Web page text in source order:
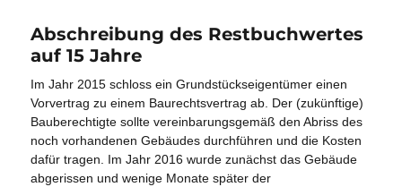
Abschreibung des Restbuchwertes
auf 15 Jahre
Im Jahr 2015 schloss ein Grundstückseigentümer einen
Vorvertrag zu einem Baurechtsvertrag ab. Der (zukünftige)
Bauberechtigte sollte vereinbarungsgemäß den Abriss des
noch vorhandenen Gebäudes durchführen und die Kosten
dafür tragen. Im Jahr 2016 wurde zunächst das Gebäude
abgerissen und wenige Monate später der